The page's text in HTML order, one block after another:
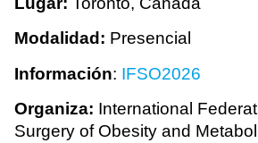
Modalidad: Presencial
Información: IFSO2026
Organiza: International
Surgery of Obesity and